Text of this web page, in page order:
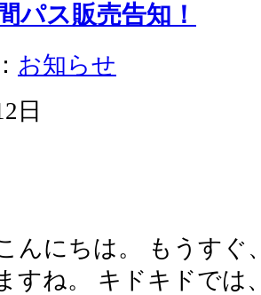
パス販売告知！
お知らせ
日
んにちは。 もうすぐ
すね。 キドキドでは